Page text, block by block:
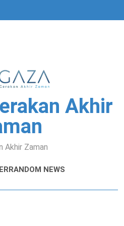
Akhir
Akhir Zaman
RANDOM NEWS